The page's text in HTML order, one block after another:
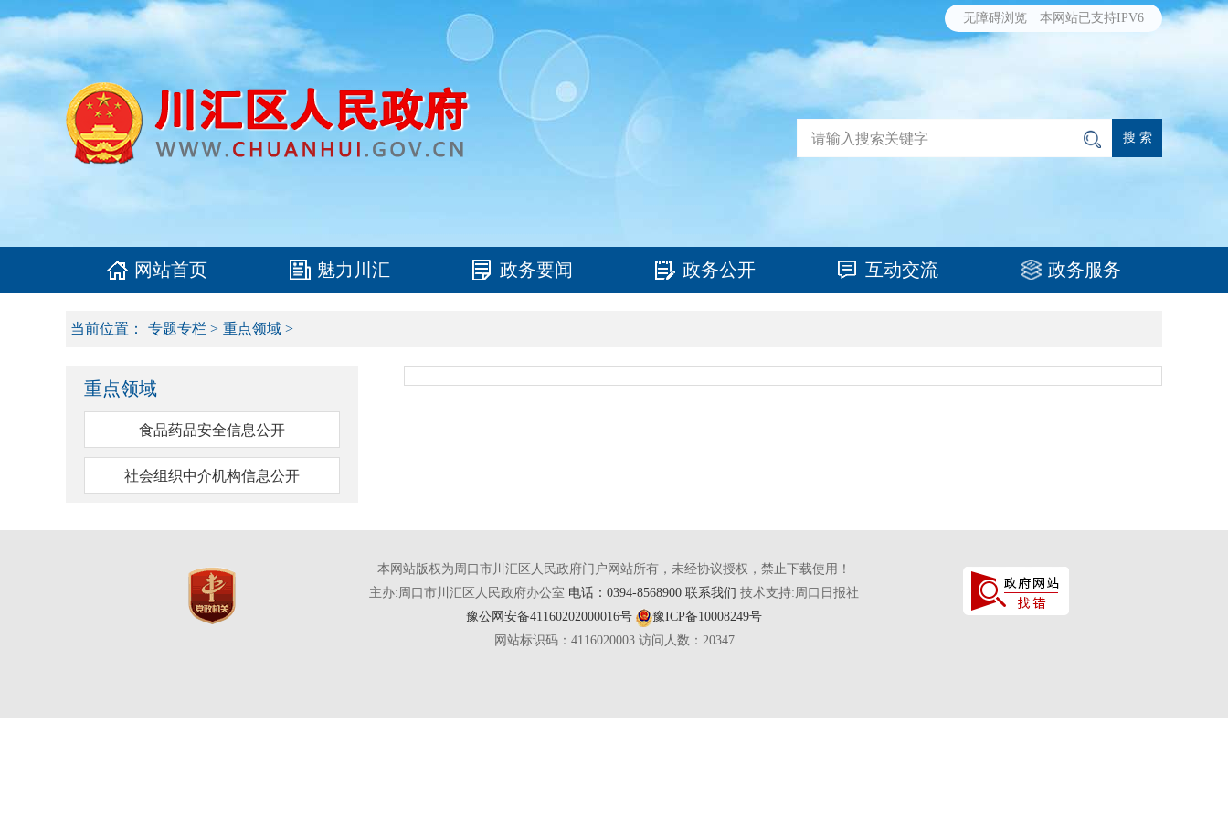
无障碍浏览 本网站已支持IPV6
网站首页 魅力川汇 政务要闻 政务公开 互动交流 政务服务
当前位置： 专题专栏 > 重点领域 >
重点领域
食品药品安全信息公开
社会组织中介机构信息公开
本网站版权为周口市川汇区人民政府门户网站所有，未经协议授权，禁止下载使用！
主办:周口市川汇区人民政府办公室 电话：0394-8568900 联系我们 技术支持:周口日报社
豫公网安备41160202000016号
豫ICP备10008249号
网站标识码：4116020003 访问人数： 20347